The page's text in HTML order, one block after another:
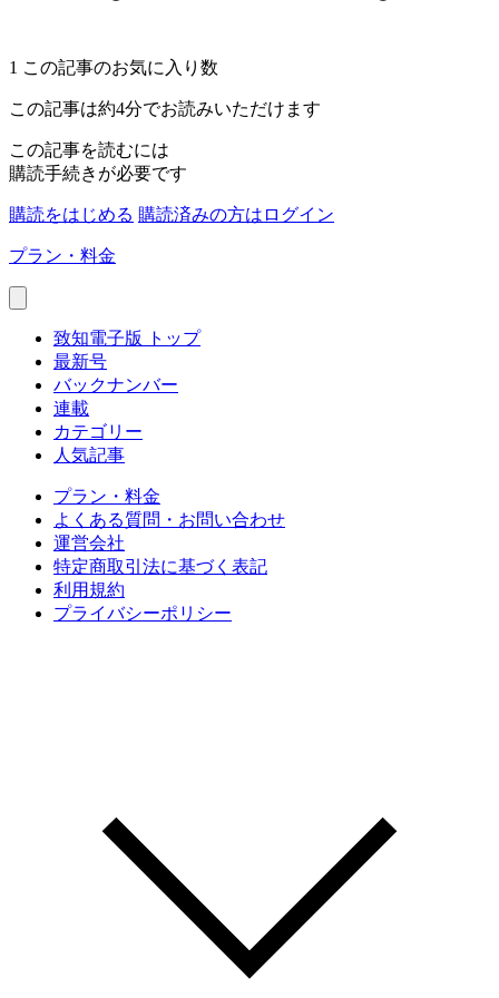
1 この記事のお気に入り数
この記事は約4分でお読みいただけます
この記事を読むには
購読手続きが必要です
購読をはじめる 購読済みの方はログイン
プラン・料金
致知電子版 トップ
最新号
バックナンバー
連載
カテゴリー
人気記事
プラン・料金
よくある質問・お問い合わせ
運営会社
特定商取引法に基づく表記
利用規約
プライバシーポリシー